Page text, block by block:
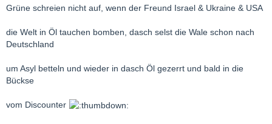
Grüne schreien nicht auf, wenn der Freund Israel & Ukraine & USA
die Welt in Öl tauchen bomben, dasch selst die Wale schon nach
Deutschland
um Asyl betteln und wieder in dasch Öl gezerrt und bald in die
Bückse
vom Discounter